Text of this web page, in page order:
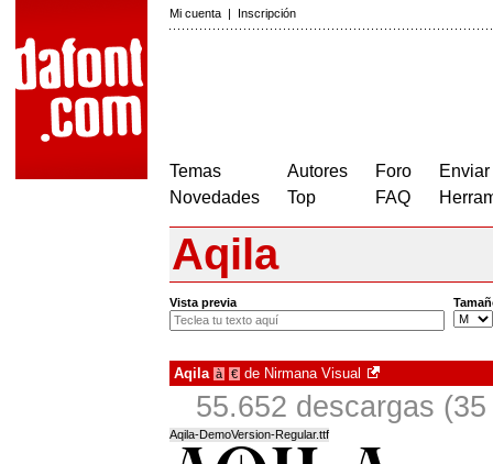
Mi cuenta | Inscripción
Temas
Novedades
Autores
Top
Foro
FAQ
Aqila
Vista previa
Aqila à € de Nirmana Visual
55.652 descargas
Aqila-DemoVersion-Regular.ttf